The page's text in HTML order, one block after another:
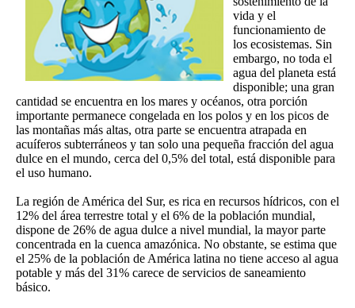
vida y el
funcionamiento de
los ecosistemas. Sin
embargo, no toda el
agua del planeta está
disponible; una gran
cantidad se encuentra en los mares y océanos, otra porción
importante permanece congelada en los polos y en los picos de
las montañas más altas, otra parte se encuentra atrapada en
acuíferos subterráneos y tan solo una pequeña fracción del agua
dulce en el mundo, cerca del 0,5% del total, está disponible para
el uso humano.
La región de América del Sur, es rica en recursos hídricos, con el
12% del área terrestre total y el 6% de la población mundial,
dispone de 26% de agua dulce a nivel mundial, la mayor parte
concentrada en la cuenca amazónica. No obstante, se estima que
el 25% de la población de América latina no tiene acceso al agua
potable y más del 31% carece de servicios de saneamiento
básico.